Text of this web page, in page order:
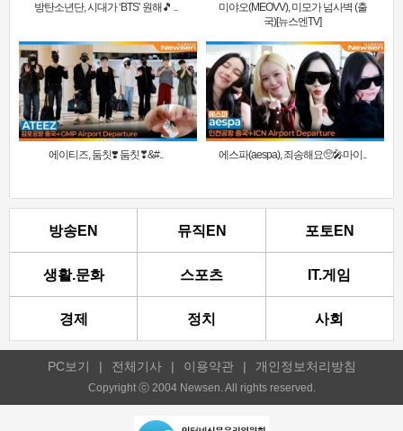
방탄소년단, 시대가 ‘BTS’ 원해🎵 ..
미야오(MEOVV), 미모가 넘사벽 (출
국)[뉴스엔TV]
에이티즈, 둠칫❣️ 둠칫❣&#.. 에스파(aespa), 죄송해요🥺🎤마이..
방송EN 뮤직EN 포토EN
생활.문화 스포츠 IT.게임
경제 정치 사회
PC보기 | 전체기사 | 이용약관 | 개인정보처리방침
Copyright ⓒ 2004 Newsen. All rights reserved.